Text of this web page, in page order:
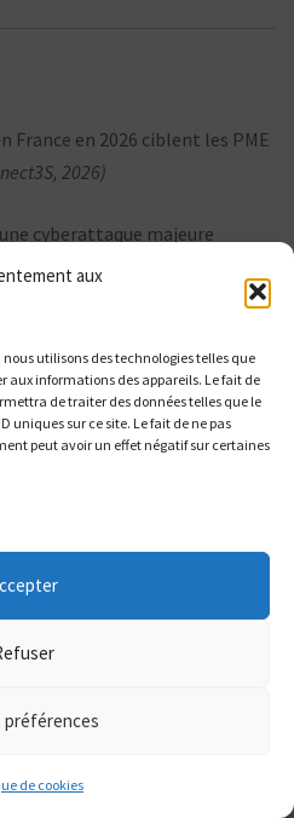
aux
utilisons des technologies telles que
aux informations des appareils. Le fait de
de traiter des données telles que le
uniques sur ce site. Le fait de ne pas
peut avoir un effet négatif sur certaines
préférences
de cookies
France en 2026 ciblent les PME
2026)
cyberattaque majeure
mois(Source : ANSSI / acteurs du
nouvelles sont publiées
Communicat IT, 2026)
signalés en France au 1er
(FAQ)
en quoi est-il différent
sur la base d'une liste de
EDR (Endpoint Detection and